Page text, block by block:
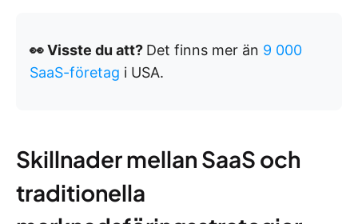
👀 Visste du att? Det finns mer än 9 000
SaaS-företag i USA.
Skillnader mellan SaaS och
traditionella